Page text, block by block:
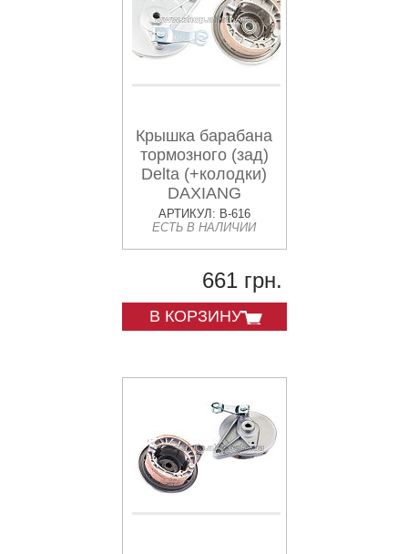
Крышка барабана
тормозного (зад)
Delta (+колодки)
DAXIANG
АРТИКУЛ: B-616
ЕСТЬ В НАЛИЧИИ
661 грн.
В КОРЗИНУ